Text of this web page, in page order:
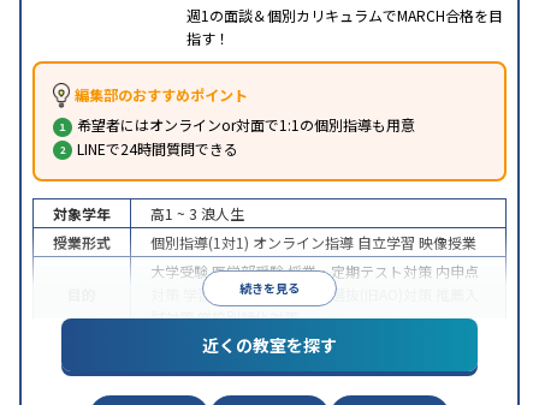
週1の面談＆個別カリキュラムでMARCH合格を目
指す！
編集部のおすすめポイント
希望者にはオンラインor対面で1:1の個別指導も用意
LINEで24時間質問できる
続きを見る
対象学年 高1 ~ 3 浪人生
授業形式
個別指導(1対1) オンライン指導 自立学習 映像授業
大学受験医学部受験授業・定期テスト対策 内申点
学習習慣の定着 総合型選抜(旧AO)対策
試対策学校別特化対策
特徴
中高一貫校生に対応授業の振替可能
学習にPC・タブレットを利用オンライン対応1
科目から受講可能
近くの教室を探す